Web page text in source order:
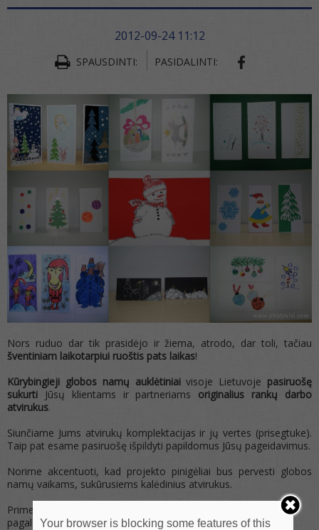
2012-09-24 11:12
SPAUSDINTI: PASIDALINTI:
Nors ruduo dar tik prasidėjo ir žiema, atrodo, dar toli, tačiau
šventiniam laikotarpiui ruoštis pats laikas!
Kūrybingieji globos namų auklėtiniaivisoje Lietuvoje pasiruošę
sukurti Jūsų klientams ir partneriams originalius rankų darbo
atvirukus.
Siunčiame Jums atvirukų komplektacijas ir jų vertes (prisegtuke).
Taip pat esame pasiruošę išpildyti papildomus Jūsų pageidavimus.
Norime akcentuoti, kad projekto pinigėliai bus pervesti globos
namų vaikams, sukūrusiems kalėdinius atvirukus.
Primename, paramos davėjams taikoma mokestinė lengvata
pagal Pelno mokesčio įstatymo 28 straipsnį.
Your browser is blocking some features of this